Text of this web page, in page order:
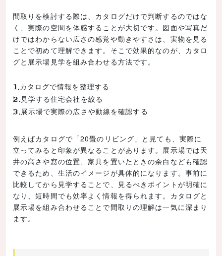
間取りを検討する際は、カタログだけで判断するのではな
く、実際の空間を体感することが大切です。図面や写真だ
けではわからない広さの感覚や動きやすさは、実物を見る
ことで初めて理解できます。そこで効果的なのが、カタロ
グと展示場見学を組み合わせる方法です。
カタログで情報を整理する
見学する住宅会社を絞る
展示場で実際の広さや動線を確認する
例えばカタログで「20畳のリビング」と見ても、実際に
立ってみると印象が異なることがあります。展示場では天
井の高さや窓の位置、家具を置いたときの余白なども確認
できるため、生活のイメージが具体的になります。事前に
比較してから見学することで、見るべきポイントが明確に
なり、短時間でも効率よく情報を得られます。カタログと
展示場を組み合わせることで間取りの理解は一気に深まり
ます。